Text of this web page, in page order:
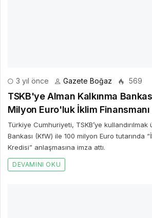
3 yıl önce Gazete Boğaz 569
TSKB'ye Alman Kalkınma
Milyon Euro'luk İklim
Türkiye Cumhuriyeti, TSKB’ye kullandırılmak
Bankası (KfW) ile 100 milyon Euro tutarında
Kredisi” anlaşmasına imza attı.
DEVAMINI OKU